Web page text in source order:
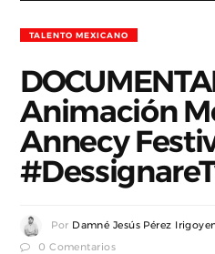
TALENTO MEXICANO
Animación
Annecy
Por Damné Jesús Pérez
0 Comentarios